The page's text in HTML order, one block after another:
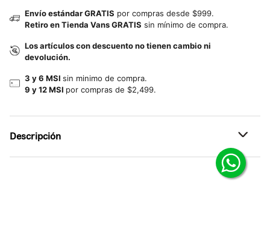
Envío estándar GRATIS por compras desde $999.
Retiro en Tienda Vans GRATIS sin mínimo de compra.
Los artículos con descuento no tienen cambio ni
devolución.
3 y 6 MSI sin minimo de compra.
9 y 12 MSI por compras de $2,499.
Descripción
Camisa casual con botones para un estilo relajado.